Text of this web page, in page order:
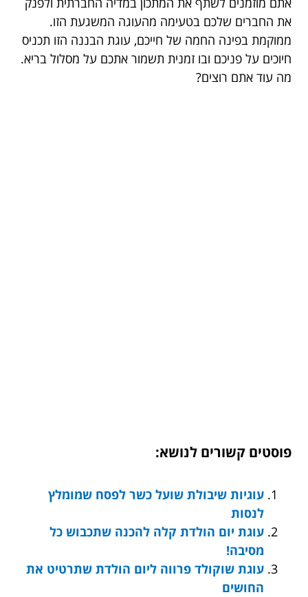
את החברים שלכם בטעימה מהעוגה המשגעת הזו.
ממוקמת בפינה החמה של חייכם, עוגת הבננה הזו תכניס
חיוכים על פניכם ובו זמנית תשמור אתכם על מסלול בריא.
מה עוד אתם רוצים?
פוסטים קשורים לנושא:
עוגיות שיבולת שועל כשר לפסח שמומלץ
לנסות
עוגת יום הולדת קלה להכנה שתכבוש כל
מסיבה!
עוגת שוקולד פרווה ליום הולדת שתרטיט את
החושים